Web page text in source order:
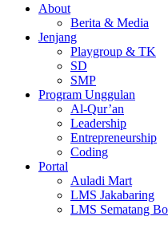
About
Berita & Media
Jenjang
Playgroup & TK
SD
SMP
Program Unggulan
Al-Qur’an
Leadership
Entrepreneurship
Coding
Portal
Auladi Mart
LMS Jakabaring
LMS Sematang